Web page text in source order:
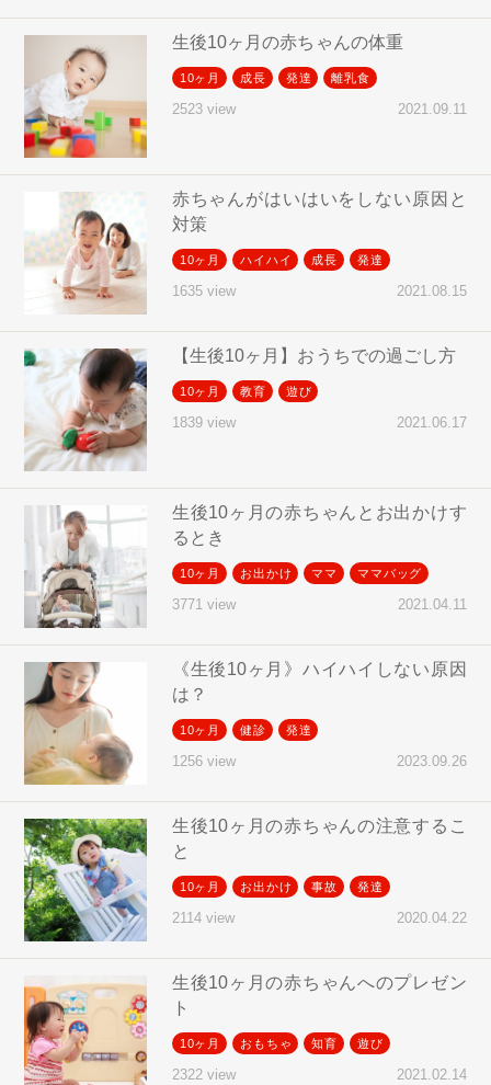
生後10ヶ月の赤ちゃんの体重
10ヶ月 成長 発達 離乳食
2523 view 2021.09.11
赤ちゃんがはいはいをしない原因と
対策
10ヶ月 ハイハイ 成長 発達
1635 view 2021.08.15
【生後10ヶ月】おうちでの過ごし方
10ヶ月 教育 遊び
1839 view 2021.06.17
生後10ヶ月の赤ちゃんとお出かけす
るとき
10ヶ月 お出かけ ママ ママバッグ
3771 view 2021.04.11
《生後10ヶ月》ハイハイしない原因
は？
10ヶ月 健診 発達
1256 view 2023.09.26
生後10ヶ月の赤ちゃんの注意するこ
と
10ヶ月 お出かけ 事故 発達
2114 view 2020.04.22
生後10ヶ月の赤ちゃんへのプレゼン
ト
10ヶ月 おもちゃ 知育 遊び
2322 view 2021.02.14